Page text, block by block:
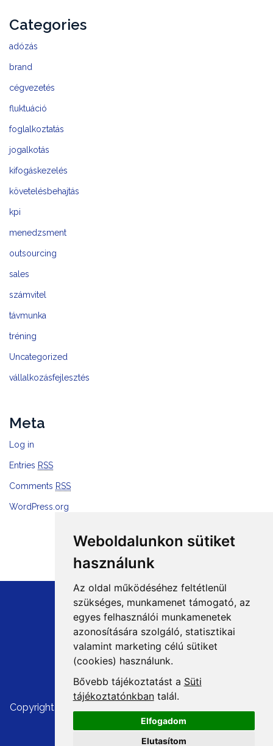
Weboldalunkon sütiket
használunk
Az oldal működéséhez feltétlenül
szükséges, munkamenet támogató, az
egyes felhasználói munkamenetek
azonosítására szolgáló, statisztikai
valamint marketing célú sütiket
(cookies) használunk.
Bővebb tájékoztatást a Süti
tájékoztatónkbantalál.
Elfogadom
Elutasítom
Categories
adózás
brand
cégvezetés
fluktuáció
foglalkoztatás
jogalkotás
kifogáskezelés
követelésbehajtás
kpi
menedzsment
outsourcing
sales
számvitel
távmunka
tréning
Uncategorized
vállalkozásfejlesztés
Meta
Log in
Entries RSS
Comments RSS
WordPress.org
+36 1 8807600
info@mprx.hu
Copyright ©
Adatvédelem